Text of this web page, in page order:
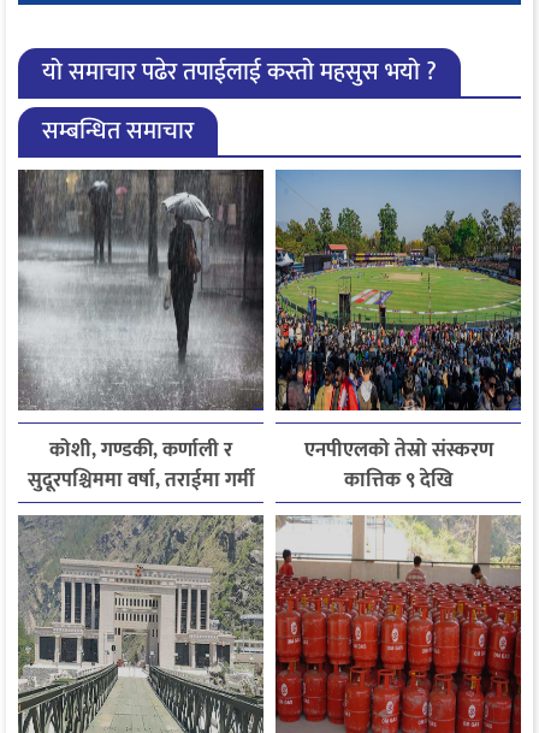
यो समाचार पढेर तपाईलाई कस्तो महसुस भयो ?
सम्बन्धित समाचार
कोशी, गण्डकी, कर्णाली र
सुदूरपश्चिममा वर्षा, तराईमा गर्मी
बढ्ने अनुमान
एनपीएलको तेस्रो संस्करण
कात्तिक ९ देखि